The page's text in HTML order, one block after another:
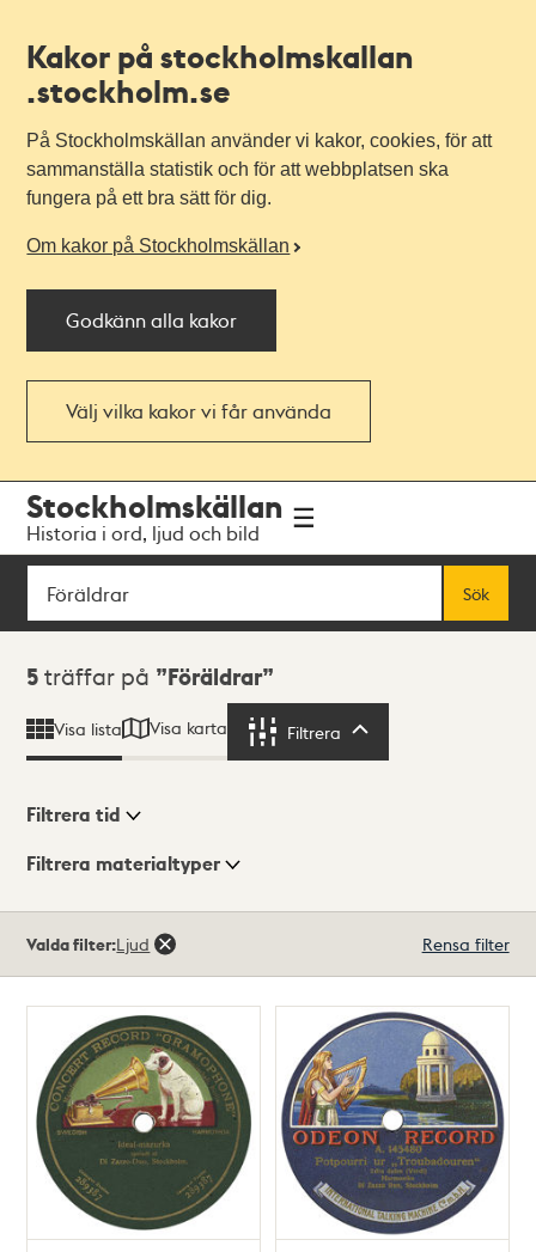
Kakor på stockholmskallan
.stockholm.se
På Stockholmskällan använder vi kakor, cookies, för att
sammanställa statistik och för att webbplatsen ska
fungera på ett bra sätt för dig.
Om kakor på Stockholmskällan
Godkänn alla kakor
Välj vilka kakor vi får använda
navigationen
huvudinnehållet
Stockholmskällan
Historia i ord, ljud och bild
Sök
Sök
Sökresultat
5 träffar på Föräldrar
Visa lista Visa karta Filtrera
Visningsläge
Filtrera tid
Filtrera materialtyper
träffar
Valda filter:Ljud Rensa filter